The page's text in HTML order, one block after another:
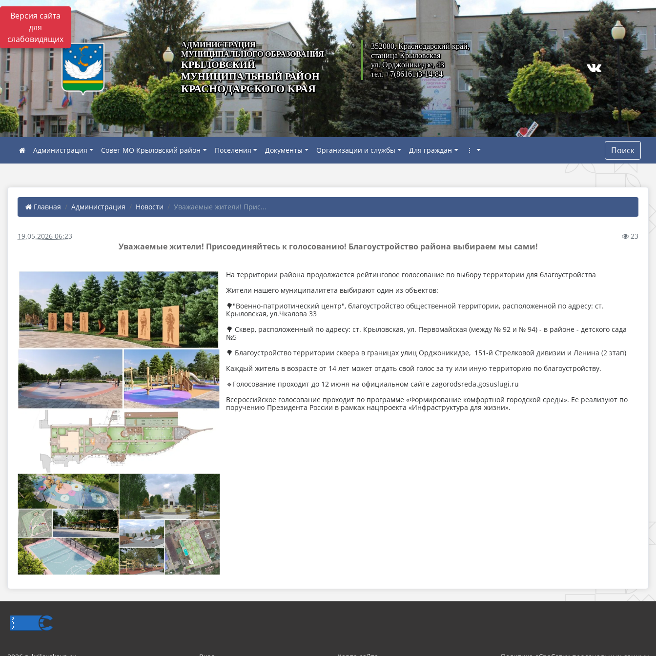
Версия сайта
для
слабовидящих
АДМИНИСТРАЦИЯ
МУНИЦИПАЛЬНОГО ОБРАЗОВАНИЯ
КРЫЛОВСКИЙ
МУНИЦИПАЛЬНЫЙ РАЙОН
КРАСНОДАРСКОГО КРАЯ
352080, Краснодарский край,
станица Крыловская
ул. Орджоникидзе, 43
тел. +7(86161)3-14-84
Администрация Совет МО Крыловский район Поселения Документы Организации и службы Для граждан ⋮ Поиск
Главная Администрация Новости Уважаемые жители! Прис...
19.05.2026 06:23 23
Уважаемые жители! Присоединяйтесь к голосованию! Благоустройство района выбираем мы сами!
На территории района продолжается рейтинговое голосование по выбору территории для благоустройства
Жители нашего муниципалитета выбирают один из объектов:
🌳"Военно-патриотический центр", благоустройство общественной территории, расположенной по адресу: ст.
Крыловская, ул.Чкалова 33
🌳 Сквер, расположенный по адресу: ст. Крыловская, ул. Первомайская (между № 92 и № 94) - в районе - детского сада
№5
🌳 Благоустройство территории сквера в границах улиц Орджоникидзе, 151-й Стрелковой дивизии и Ленина (2 этап)
Каждый житель в возрасте от 14 лет может отдать свой голос за ту или иную территорию по благоустройству.
🔹Голосование проходит до 12 июня на официальном сайте zagorodsreda.gosuslugi.ru
Всероссийское голосование проходит по программе «Формирование комфортной городской среды». Ее реализуют по
поручению Президента России в рамках нацпроекта «Инфраструктура для жизни».